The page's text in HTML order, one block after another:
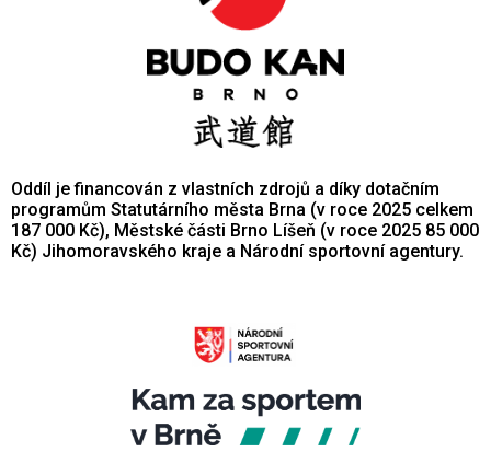
Oddíl je financován z vlastních zdrojů a díky dotačním
programům Statutárního města Brna (v roce 2025 celkem
187 000 Kč), Městské části Brno Líšeň (v roce 2025 85 000
Kč) Jihomoravského kraje a Národní sportovní agentury.